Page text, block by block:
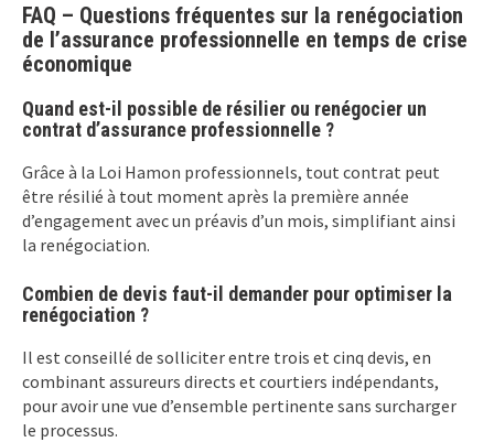
FAQ – Questions fréquentes sur la renégociation
de l’assurance professionnelle en temps de crise
économique
Quand est-il possible de résilier ou renégocier un
contrat d’assurance professionnelle ?
Grâce à la Loi Hamon professionnels, tout contrat peut
être résilié à tout moment après la première année
d’engagement avec un préavis d’un mois, simplifiant ainsi
la renégociation.
Combien de devis faut-il demander pour optimiser la
renégociation ?
Il est conseillé de solliciter entre trois et cinq devis, en
combinant assureurs directs et courtiers indépendants,
pour avoir une vue d’ensemble pertinente sans surcharger
le processus.